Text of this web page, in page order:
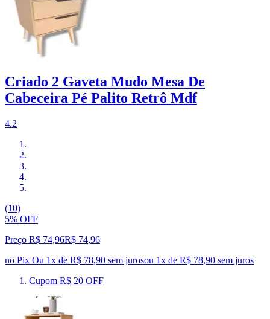
Criado 2 Gaveta Mudo Mesa De
Cabeceira Pé Palito Retrô Mdf
4.2
(10)
5% OFF
Preço R$ 74,96R$ 74,96
no Pix Ou 1x de R$ 78,90 sem jurosou 1x de R$ 78,90 sem juros
Cupom R$ 20 OFF